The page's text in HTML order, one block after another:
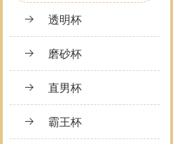
透明杯
磨砂杯
直男杯
霸王杯